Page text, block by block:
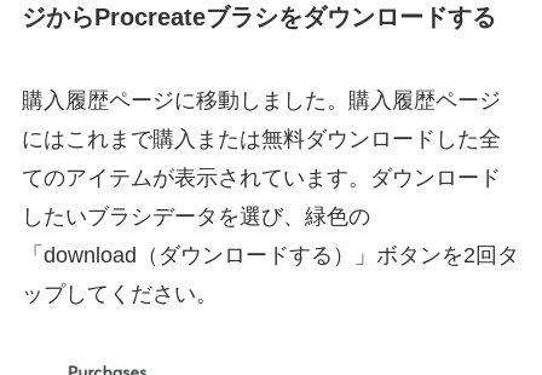
ジからProcreateブラシをダウンロードする
購入履歴ページに移動しました。購入履歴ページ
にはこれまで購入または無料ダウンロードした全
てのアイテムが表示されています。ダウンロード
したいブラシデータを選び、緑色の
「download（ダウンロードする）」ボタンを2回タ
ップしてください。